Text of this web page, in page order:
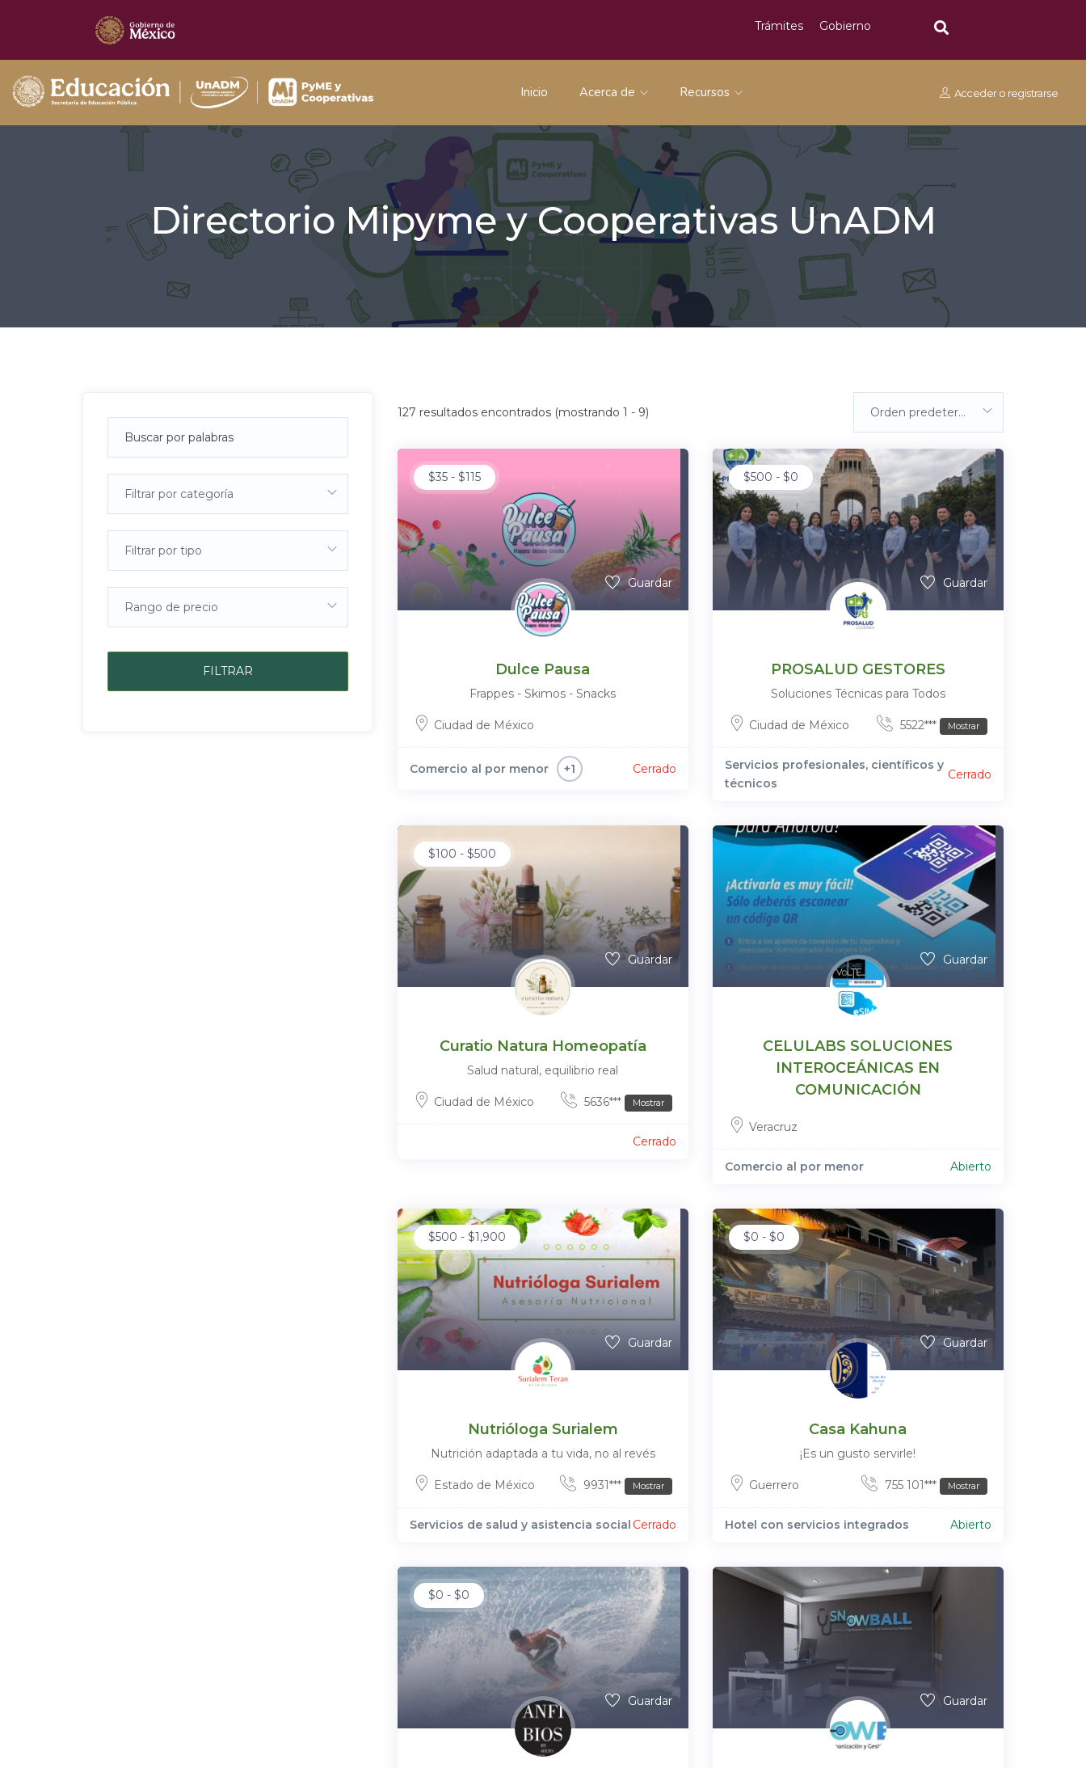
Trámites Gobierno
Inicio Acerca de Recursos Acceder o registrarse
Directorio Mipyme y Cooperativas UnADM
Filtrar por categoría
Filtrar por tipo
Rango de precio
FILTRAR
127 resultados encontrados (mostrando 1 - 9) Orden predeterminada
$35- $115
Guardar
Dulce Pausa
Frappes - Skimos - Snacks
Ciudad de México
Comercio al por menor +1 Cerrado
$500 - $0
Guardar
PROSALUD GESTORES
Soluciones Técnicas para Todos
Ciudad de México 5522*** Mostrar
Servicios profesionales, científicos y
técnicos
Cerrado
$100 - $500
Guardar
Curatio Natura Homeopatía
Salud natural, equilibrio real
Ciudad de México 5636*** Mostrar
Cerrado
Guardar
CELULABS SOLUCIONES
INTEROCEÁNICAS EN
COMUNICACIÓN
Veracruz
Comercio al por menor Abierto
$500 - $1,900
Guardar
Nutrióloga Surialem
Nutrición adaptada a tu vida, no al revés
Estado de México 9931*** Mostrar
Servicios de salud y asistencia social Cerrado
$0 - $0
Guardar
Casa Kahuna
¡Es un gusto servirle!
Guerrero 755 101*** Mostrar
Hotel con servicios integrados Abierto
$0 - $0
Guardar Guardar